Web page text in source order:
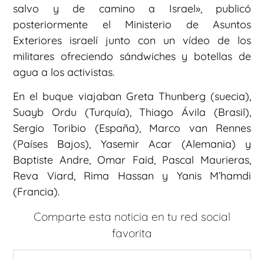
salvo y de camino a Israel», publicó
posteriormente el Ministerio de Asuntos
Exteriores israelí junto con un vídeo de los
militares ofreciendo sándwiches y botellas de
agua a los activistas.
En el buque viajaban Greta Thunberg (suecia),
Suayb Ordu (Turquía), Thiago Ávila (Brasil),
Sergio Toribio (España), Marco van Rennes
(Países Bajos), Yasemir Acar (Alemania) y
Baptiste Andre, Omar Faid, Pascal Maurieras,
Reva Viard, Rima Hassan y Yanis M’hamdi
(Francia).
Comparte esta noticia en tu red social
favorita